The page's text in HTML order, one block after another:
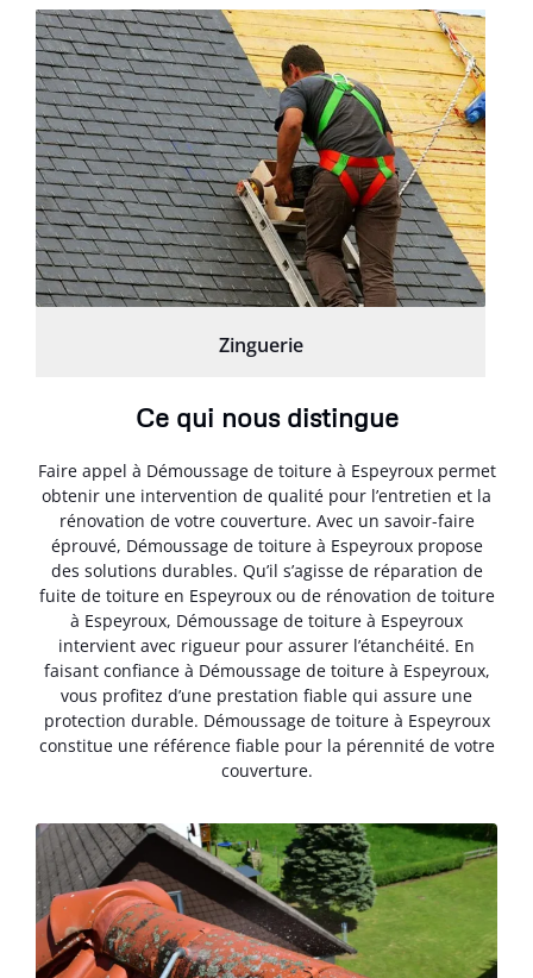
Zinguerie
Ce qui nous distingue
Faire appel à Démoussage de toiture à Espeyroux permet
obtenir une intervention de qualité pour l’entretien et la
rénovation de votre couverture. Avec un savoir-faire
éprouvé, Démoussage de toiture à Espeyroux propose
des solutions durables. Qu’il s’agisse de réparation de
fuite de toiture en Espeyroux ou de rénovation de toiture
à Espeyroux, Démoussage de toiture à Espeyroux
intervient avec rigueur pour assurer l’étanchéité. En
faisant confiance à Démoussage de toiture à Espeyroux,
vous profitez d’une prestation fiable qui assure une
protection durable. Démoussage de toiture à Espeyroux
constitue une référence fiable pour la pérennité de votre
couverture.